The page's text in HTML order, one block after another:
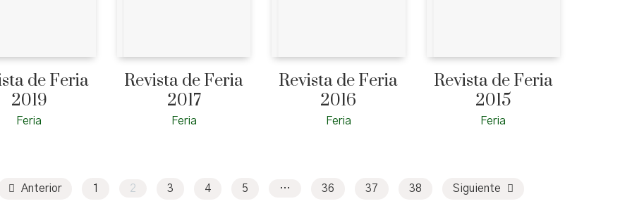
de Feria
2019
Feria
Revista de Feria
2017
Feria
Revista de Feria
2016
Feria
Revista de Feria
2015
Feria
Anterior 1 2 3 4 5 … 36 37 38 Siguiente